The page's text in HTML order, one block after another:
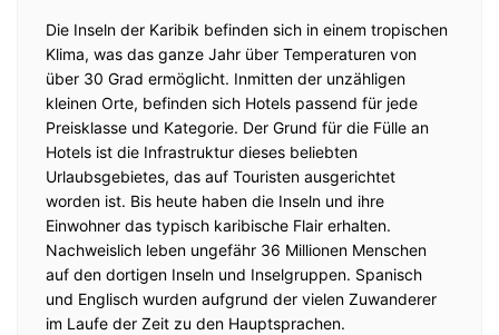
Die Inseln der Karibik befinden sich in einem tropischen
Klima, was das ganze Jahr über Temperaturen von
über 30 Grad ermöglicht. Inmitten der unzähligen
kleinen Orte, befinden sich Hotels passend für jede
Preisklasse und Kategorie. Der Grund für die Fülle an
Hotels ist die Infrastruktur dieses beliebten
Urlaubsgebietes, das auf Touristen ausgerichtet
worden ist. Bis heute haben die Inseln und ihre
Einwohner das typisch karibische Flair erhalten.
Nachweislich leben ungefähr 36 Millionen Menschen
auf den dortigen Inseln und Inselgruppen. Spanisch
und Englisch wurden aufgrund der vielen Zuwanderer
im Laufe der Zeit zu den Hauptsprachen.